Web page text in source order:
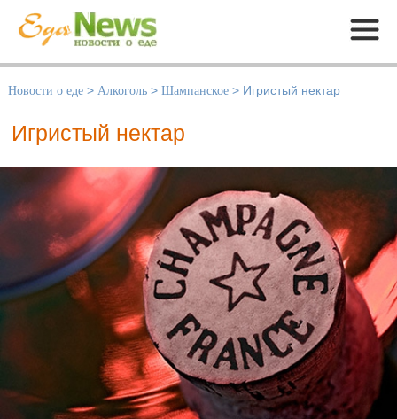
Меню
Новости о еде > Алкоголь > Шампанское > Игристый нектар
Игристый нектар